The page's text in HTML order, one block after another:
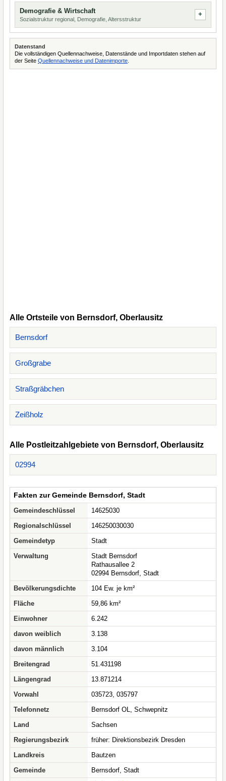
Demografie & Wirtschaft
Sozialstruktur regional, Demografie, Altersstruktur
Datenstand
Die vollständigen Quellennachweise, Datenstände und Importdaten stehen auf
der Seite Quellennachweise und Datenimporte
Alle Ortsteile von Bernsdorf, Oberlausitz
Bernsdorf
Großgrabe
Straßgräbchen
Zeißholz
Alle Postleitzahlgebiete von Bernsdorf, Oberlausitz
02994
Fakten zur Gemeinde Bernsdorf, Stadt
Gemeindeschlüssel
14625030
Regionalschlüssel
146250030030
Gemeindetyp
Stadt
Verwaltung
Stadt Bernsdorf
Rathausallee 2
02994 Bernsdorf, Stadt
Bevölkerungsdichte
104 Ew. je km²
Fläche
59,86 km²
Einwohner
6.242
davon weiblich
3.138
davon männlich
3.104
Breitengrad
51.431198
Längengrad
13.871214
Vorwahl
035723, 035797
Telefonnetz
Bernsdorf OL, Schwepnitz
Land
Sachsen
Regierungsbezirk
früher: Direktionsbezirk Dresden
Landkreis
Bautzen
Gemeinde
Bernsdorf, Stadt